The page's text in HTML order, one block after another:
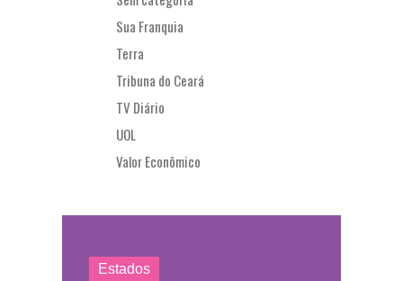
Sua Franquia
Terra
Tribuna do Ceará
TV Diário
UOL
Valor Econômico
Estados